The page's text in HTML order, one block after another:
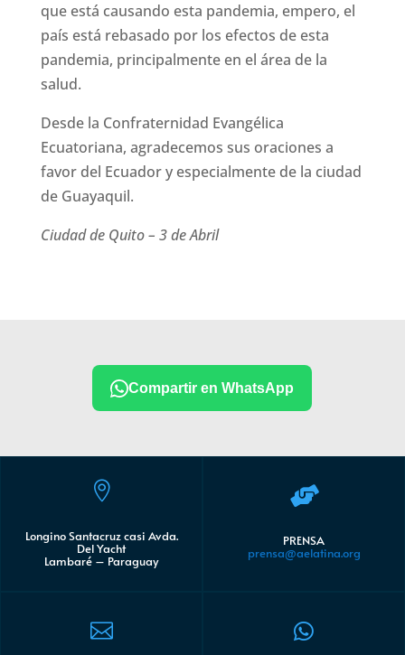
que está causando esta pandemia, empero, el
país está rebasado por los efectos de esta
pandemia, principalmente en el área de la
salud.
Desde la Confraternidad Evangélica
Ecuatoriana, agradecemos sus oraciones a
favor del Ecuador y especialmente de la ciudad
de Guayaquil.
Ciudad de Quito – 3 de Abril
Compartir en WhatsApp

Longino Santacruz casi Avda.
Del Yacht
Lambaré – Paraguay


PRENSA
prensa@aelatina.org
